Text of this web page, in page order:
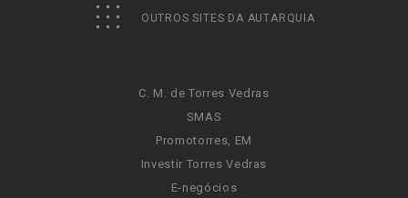
OUTROS SITES DA AUTARQUIA
C. M. de Torres Vedras
SMAS
Promotorres, EM
Investir Torres Vedras
E-negócios